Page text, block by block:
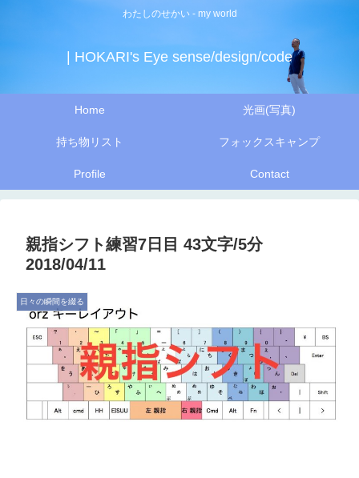
わたしのせかい - my world
| HOKARI's Eye sense/design/code
Home 光画(写真)
持ち物リスト フォックスキャンプ
Profile Contact
親指シフト練習7日目 43文字/5分
2018/04/11
日々の瞬間を綴る